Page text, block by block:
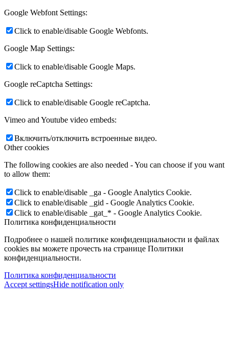
Google Webfont Settings:
Click to enable/disable Google Webfonts.
Google Map Settings:
Click to enable/disable Google Maps.
Google reCaptcha Settings:
Click to enable/disable Google reCaptcha.
Vimeo and Youtube video embeds:
Включить/отключить встроенные видео.
Other cookies
The following cookies are also needed - You can choose if you want
to allow them:
Click to enable/disable _ga - Google Analytics Cookie.
Click to enable/disable _gid - Google Analytics Cookie.
Click to enable/disable _gat_* - Google Analytics Cookie.
Политика конфиденциальности
Подробнее о нашей политике конфиденциальности и файлах
cookies вы можете прочесть на странице Политики
конфиденциальности.
Политика конфиденциальности
Accept settingsHide notification only